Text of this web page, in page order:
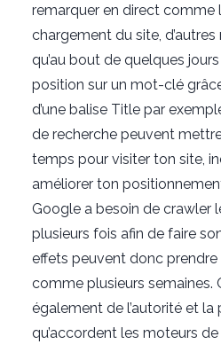
remarquer en direct comme
chargement du site,
qu’au bout de quelques
position sur un mot-clé
d’une balise Title par
de recherche peuvent
temps pour visiter ton site,
améliorer ton
Google a besoin de crawler
plusieurs fois afin de faire
effets peuvent donc prendre
comme plusieurs semaines.
également de l’autorité et la
qu’accordent les moteurs